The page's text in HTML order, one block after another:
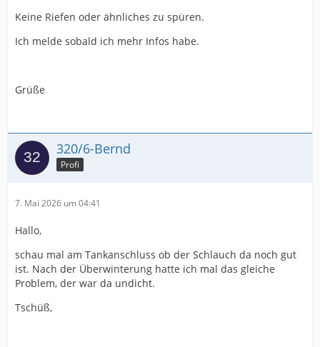
Keine Riefen oder ähnliches zu spüren.
Ich melde sobald ich mehr Infos habe.
Grüße
320/6-Bernd
Profi
7. Mai 2026 um 04:41
Hallo,
schau mal am Tankanschluss ob der Schlauch da noch gut
ist. Nach der Überwinterung hatte ich mal das gleiche
Problem, der war da undicht.
Tschüß,